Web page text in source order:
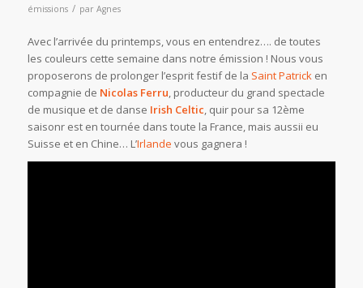
émissions / par Agnes
Avec l’arrivée du printemps, vous en entendrez…. de toutes
les couleurs cette semaine dans notre émission ! Nous vous
proposerons de prolonger l’esprit festif de la Saint Patricken
compagnie de Nicolas Ferru, producteur du grand spectacle
de musique et de danse Irish Celtic, quir pour sa 12ème
saisonr est en tournée dans toute la France, mais aussii eu
Suisse et en Chine… L’Irlande vous gagnera !